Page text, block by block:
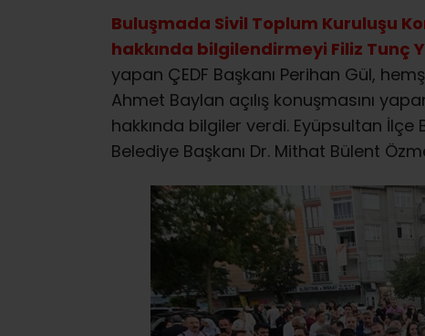
Buluşmada Sivil Toplum Kuruluşu
hakkında bilgilendirmeyi Filiz Tunç
yapan ÇEDF Başkanı Perihan Gül,
Ahmet Baylan açılış konuşmasını
hakkında bilgiler verdi. Eyüpsultan İlçe
Belediye Başkanı Dr. Mithat Bülent